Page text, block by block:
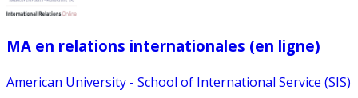
MA en relations internationales (en ligne)
American University - School of International Service (SIS)